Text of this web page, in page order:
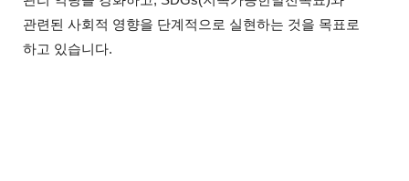
관련된 사회적 영향을 단계적으로 실현하는 것을 목표로
하고 있습니다.